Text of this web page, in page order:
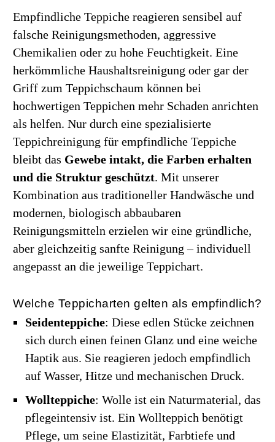
Empfindliche Teppiche reagieren sensibel auf
falsche Reinigungsmethoden, aggressive
Chemikalien oder zu hohe Feuchtigkeit. Eine
herkömmliche Haushaltsreinigung oder gar der
Griff zum Teppichschaum können bei
hochwertigen Teppichen mehr Schaden anrichten
als helfen. Nur durch eine spezialisierte
Teppichreinigung für empfindliche Teppiche
bleibt das Gewebe intakt, die Farben erhalten
und die Struktur geschützt. Mit unserer
Kombination aus traditioneller Handwäsche und
modernen, biologisch abbaubaren
Reinigungsmitteln erzielen wir eine gründliche,
aber gleichzeitig sanfte Reinigung – individuell
angepasst an die jeweilige Teppichart.
Welche Teppicharten gelten als empfindlich?
Seidenteppiche: Diese edlen Stücke zeichnen
sich durch einen feinen Glanz und eine weiche
Haptik aus. Sie reagieren jedoch empfindlich
auf Wasser, Hitze und mechanischen Druck.
Wollteppiche: Wolle ist ein Naturmaterial, das
pflegeintensiv ist. Ein Wollteppich benötigt
Pflege, um seine Elastizität, Farbtiefe und